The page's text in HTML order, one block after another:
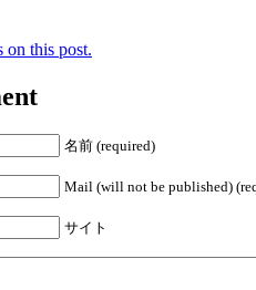
on this post.
名前 (required)
Mail (will not be published)
サイト